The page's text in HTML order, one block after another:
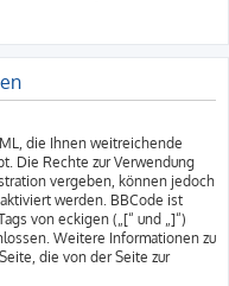
die Ihnen weitreichende
Die Rechte zur Verwendung
vergeben, können jedoch
werden. BBCode ist
von eckigen („[“ und „]“)
Weitere Informationen zu
die von der Seite zur